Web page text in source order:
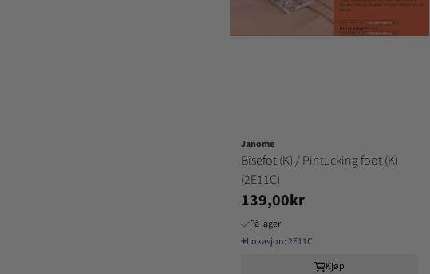
Janome
Bisefot (K) / Pintucking foot (K)
(2E11C)
139,00kr
På lager
⌖Lokasjon:2E11C
Kjøp